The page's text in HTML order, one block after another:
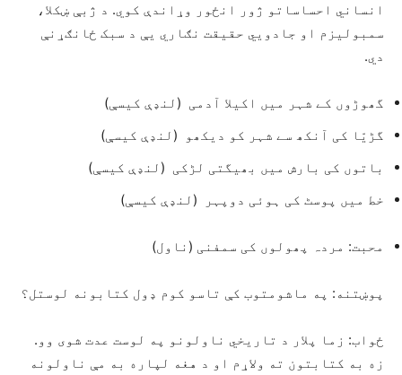
انساني احساساتو ژور انځور وړاندې کوي. د ژبې ښکلا،
سمبولیزم او جادویي حقیقت نګاري یې د سبک ځانګړنې
دي.
گھوڑوں کے شہر میں اکیلا آدمی (لنډې کیسې)
گڑیّا کی آنکھ سے شہر کو دیکھو (لنډې کیسې)
باتوں کی بارش میں بھیگتی لڑکی (لنډې کیسې)
خط میں پوسٹ کی ہوئی دوپہر (لنډې کیسې)
محبت: مردہ پھولوں کی سمفنی (ناول)
پوښتنه: په ماشومتوب کې تاسو کوم ډول کتابونه لوستل؟
ځواب: زما پلار د تاریخي ناولونو په لوست عدت شوی وو.
زه به کتابتون ته ولاړم او د هغه لپاره به مې ناولونه